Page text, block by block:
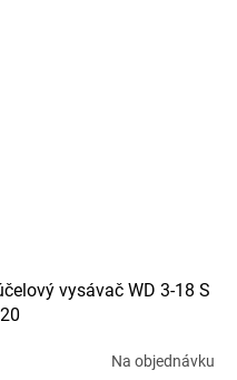
vysávač WD 3-18 S
Na objednávku